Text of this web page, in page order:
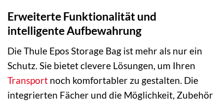
Erweiterte Funktionalität und
intelligente Aufbewahrung
Die Thule Epos Storage Bag ist mehr als nur ein
Schutz. Sie bietet clevere Lösungen, um Ihren
Transport noch komfortabler zu gestalten. Die
integrierten Fächer und die Möglichkeit, Zubehör